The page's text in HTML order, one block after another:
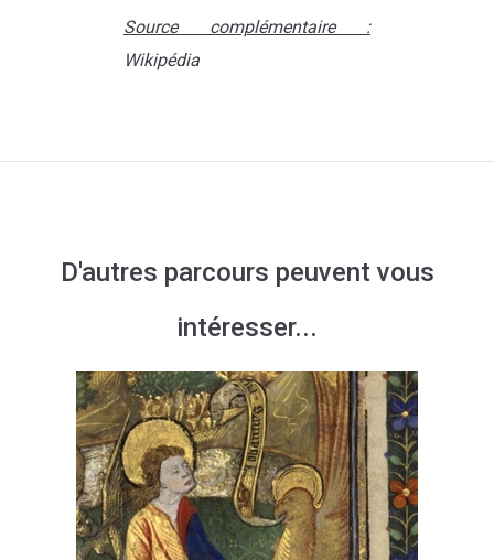
Source complémentaire :
Wikipédia
D'autres parcours peuvent vous
intéresser...